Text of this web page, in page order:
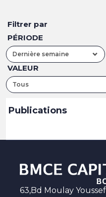
Filtrer par
PÉRIODE
Dernière semaine
VALEUR
Tous
Publications
63,Bd Moulay